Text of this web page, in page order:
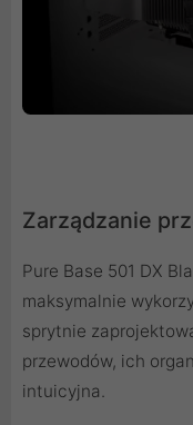
Zarządzanie
Pure Base 501 DX
maksymalnie
sprytnie
przewodów, ich
intuicyjna.